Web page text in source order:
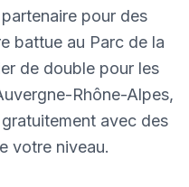
pour des
battue au Parc de la
de double pour les
Rhône-Alpes,
avec des
votre niveau.